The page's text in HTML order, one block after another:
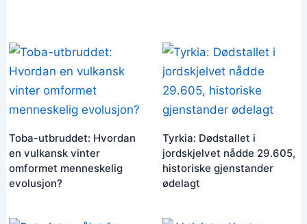
Toba-utbruddet: Hvordan
en vulkansk vinter
omformet menneskelig
evolusjon?
Tyrkia: Dødstallet i
jordskjelvet nådde 29.605,
historiske gjenstander
ødelagt